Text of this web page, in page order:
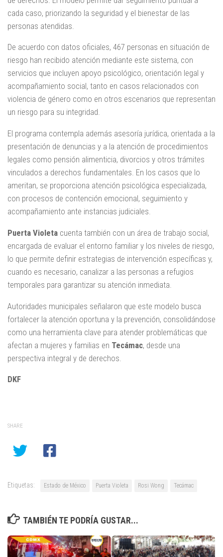
cada caso, priorizando la seguridad y el bienestar de las
personas atendidas.
De acuerdo con datos oficiales, 467 personas en situación de
riesgo han recibido atención mediante este sistema, con
servicios que incluyen apoyo psicológico, orientación legal y
acompañamiento social, tanto en casos relacionados con
violencia de género como en otros escenarios que representan
un riesgo para su integridad.
El programa contempla además asesoría jurídica, orientada a la
presentación de denuncias y a la atención de procedimientos
legales como pensión alimenticia, divorcios y otros trámites
vinculados a derechos fundamentales. En los casos que lo
ameritan, se proporciona atención psicológica especializada,
con procesos de contención emocional, seguimiento y
acompañamiento ante instancias judiciales.
Puerta Violeta cuenta también con un área de trabajo social,
encargada de evaluar el entorno familiar y los niveles de riesgo,
lo que permite definir estrategias de intervención específicas y,
cuando es necesario, canalizar a las personas a refugios
temporales para garantizar su atención inmediata.
Autoridades municipales señalaron que este modelo busca
fortalecer la atención oportuna y la prevención, consolidándose
como una herramienta clave para atender problemáticas que
afectan a mujeres y familias en Tecámac, desde una
perspectiva integral y de derechos.
DKF
SHARE
Etiquetas: Estado de México Puerta Violeta Rosi Wong Tecámac
TAMBIÉN TE PODRÍA GUSTAR...